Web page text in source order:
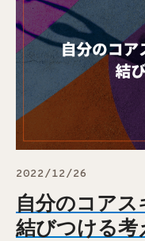
2022/12/26
自分のコア
結びつける考